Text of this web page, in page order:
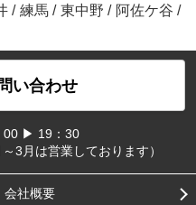
/ 練馬 / 東中野 / 阿佐ケ谷 /
い合わせ
00 ▶ 19：30
3月は営業しております）
会社概要